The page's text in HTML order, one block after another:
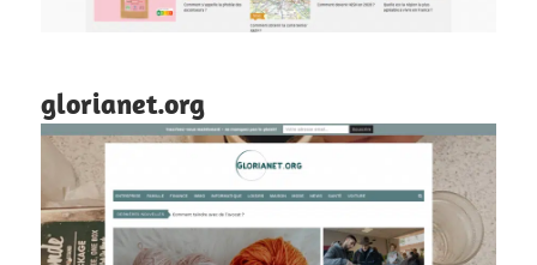
glorianet.org